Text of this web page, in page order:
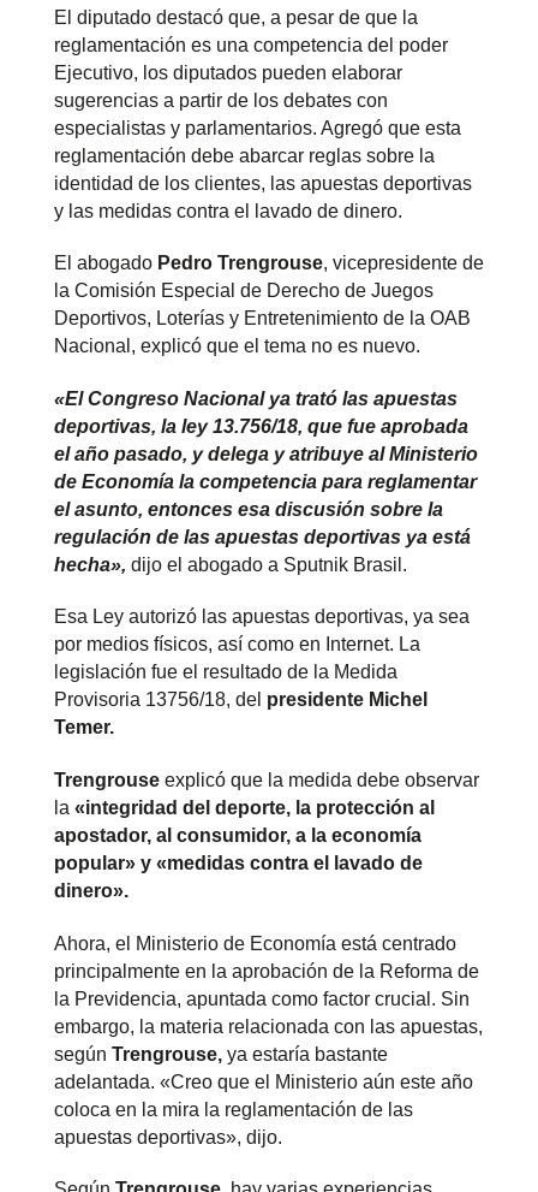
El diputado destacó que, a pesar de que la
reglamentación es una competencia del poder
Ejecutivo, los diputados pueden elaborar
sugerencias a partir de los debates con
especialistas y parlamentarios. Agregó que esta
reglamentación debe abarcar reglas sobre la
identidad de los clientes, las apuestas deportivas
y las medidas contra el lavado de dinero.
El abogado Pedro Trengrouse, vicepresidente de
la Comisión Especial de Derecho de Juegos
Deportivos, Loterías y Entretenimiento de la OAB
Nacional, explicó que el tema no es nuevo.
«El Congreso Nacional ya trató las apuestas
deportivas, la ley 13.756/18, que fue aprobada
el año pasado, y delega y atribuye al Ministerio
de Economía la competencia para reglamentar
el asunto, entonces esa discusión sobre la
regulación de las apuestas deportivas ya está
hecha», dijo el abogado a Sputnik Brasil.
Esa Ley autorizó las apuestas deportivas, ya sea
por medios físicos, así como en Internet. La
legislación fue el resultado de la Medida
Provisoria 13756/18, del presidente Michel
Temer.
Trengrouse explicó que la medida debe observar
la «integridad del deporte, la protección al
apostador, al consumidor, a la economía
popular» y «medidas contra el lavado de
dinero».
Ahora, el Ministerio de Economía está centrado
principalmente en la aprobación de la Reforma de
la Previdencia, apuntada como factor crucial. Sin
embargo, la materia relacionada con las apuestas,
según Trengrouse,ya estaría bastante
adelantada. «Creo que el Ministerio aún este año
coloca en la mira la reglamentación de las
apuestas deportivas», dijo.